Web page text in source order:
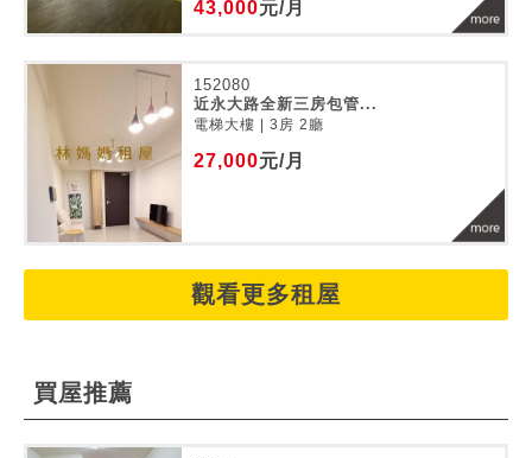
43,000元/月
152080
近永大路全新三房包管...
電梯大樓 | 3房 2廳
27,000元/月
觀看更多租屋
買屋推薦